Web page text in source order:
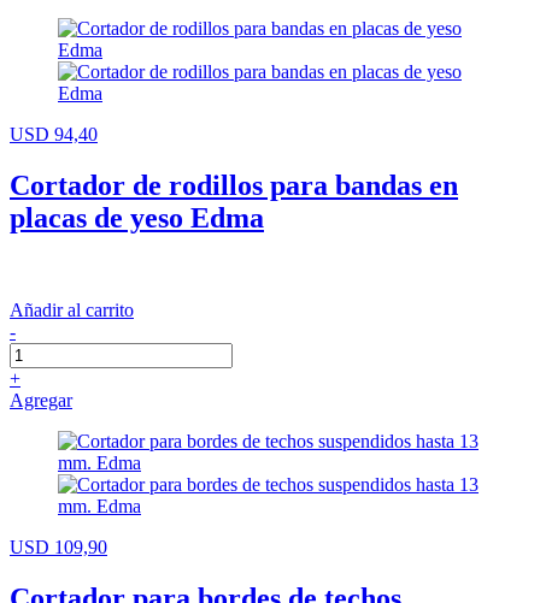
USD 94,40
Cortador de rodillos para bandas en
placas de yeso Edma
Añadir al carrito
-
+
Agregar
USD 109,90